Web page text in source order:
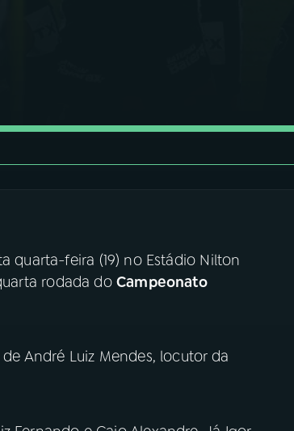
quarta-feira (19) no Estádio Nilton
rodada doCampeonato
André Luiz Mendes, locutor da